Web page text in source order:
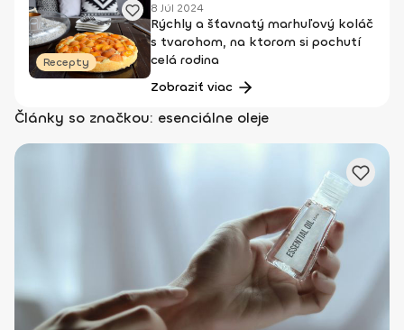
Recepty
8 Júl 2024
Rýchly a šťavnatý marhuľový koláč
s tvarohom, na ktorom si pochutí
celá rodina
Zobraziť viac
Články so značkou: esenciálne oleje